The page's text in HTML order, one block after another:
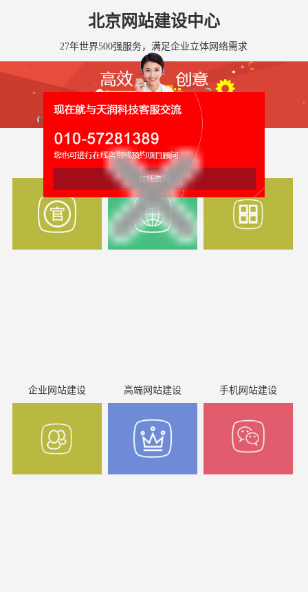
北京网站建设中心
27年世界500强服务，满足企业立体网络需求
全国网站建设服务
企业网站建设 高端网站建设 手机网站建设